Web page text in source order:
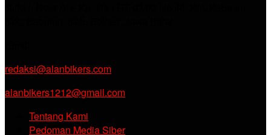
redaksi@alanbikers.com
alanbikers1212@gmail.com
Tentang Kami
Pedoman Media Siber